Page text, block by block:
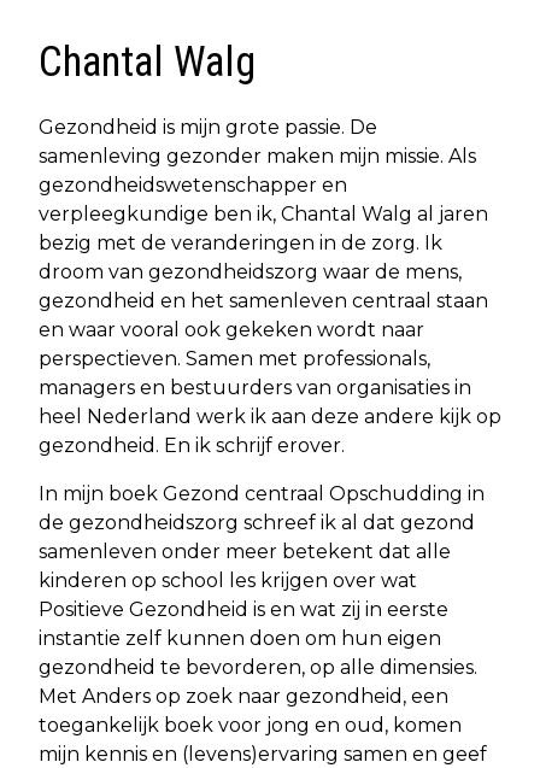
Chantal Walg
Gezondheid is mijn grote passie. De
samenleving gezonder maken mijn missie. Als
gezondheidswetenschapper en
verpleegkundige ben ik, Chantal Walg al jaren
bezig met de veranderingen in de zorg. Ik
droom van gezondheidszorg waar de mens,
gezondheid en het samenleven centraal staan
en waar vooral ook gekeken wordt naar
perspectieven. Samen met professionals,
managers en bestuurders van organisaties in
heel Nederland werk ik aan deze andere kijk op
gezondheid. En ik schrijf erover.
In mijn boek Gezond centraal Opschudding in
de gezondheidszorg schreef ik al dat gezond
samenleven onder meer betekent dat alle
kinderen op school les krijgen over wat
Positieve Gezondheid is en wat zij in eerste
instantie zelf kunnen doen om hun eigen
gezondheid te bevorderen, op alle dimensies.
Met Anders op zoek naar gezondheid, een
toegankelijk boek voor jong en oud, komen
mijn kennis en (levens)ervaring samen en geef